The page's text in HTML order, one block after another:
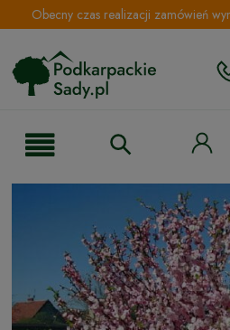
Obecny czas realizacji zamówień